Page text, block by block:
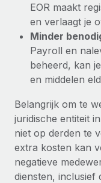
EOR maakt
en verlaagt je
Minder
Payroll en
beheerd, kan
en middelen
Belangrijk om te
juridische entiteit
niet op derden te
extra kosten kan
negatieve
diensten, inclusief